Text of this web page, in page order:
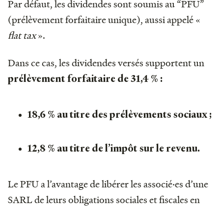
Par défaut, les dividendes sont soumis au “PFU”
(prélèvement forfaitaire unique), aussi appelé «
flat tax».
Dans ce cas, les dividendes versés supportent un
prélèvement forfaitaire de 31,4 % :
18,6 % au titre des prélèvements sociaux ;
12,8 % au titre de l’impôt sur le revenu.
Le PFU a l’avantage de libérer les associé‧es d’une
SARL de leurs obligations sociales et fiscales en